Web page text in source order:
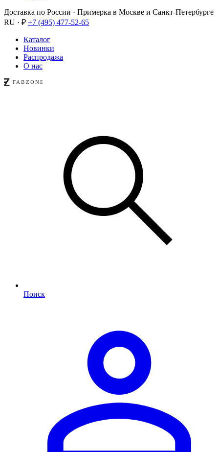
Доставка по России · Примерка в Москве и Санкт-Петербурге
RU · ₽ +7 (495) 477-52-65
Каталог
Новинки
Распродажа
О нас
Поиск